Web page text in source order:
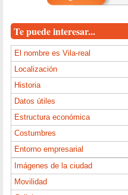
Te puede interesar...
El nombre es Vila-real
Localización
Historia
Datos útiles
Estructura económica
Costumbres
Entorno empresarial
Imágenes de la ciudad
Movilidad